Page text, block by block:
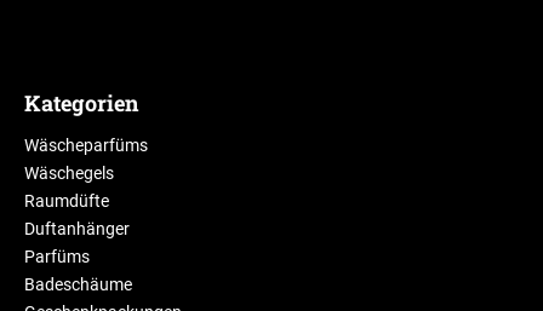
Kategorien
Wäscheparfüms
Wäschegels
Raumdüfte
Duftanhänger
Parfüms
Badeschäume